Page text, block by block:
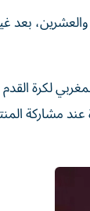
والعشرين، بعد
‌لكرة
مرة عند